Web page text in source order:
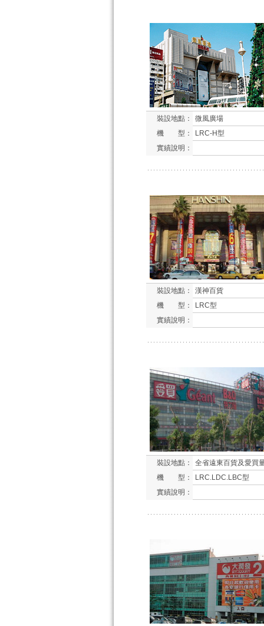
裝設地點：
微風廣場
機 型：
LRC-H型
實績說明：
裝設地點：
漢神百貨
機 型：
LRC型
實績說明：
裝設地點：
全省遠東百貨及愛買
機 型：
LRC.LDC.LBC型
實績說明：